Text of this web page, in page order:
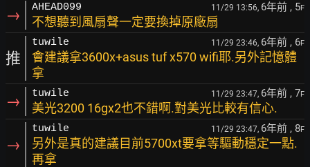
→ AHEAD099 11/29 13:56, 6年前 , 5F
不想聽到風扇聲一定要換掉原廠扇
推
tuwile 11/29 23:46, 6年前 , 6F
會建議拿3600x+asus tuf x570 wifi耶.另外記憶體
拿
→ tuwile 11/29 23:47, 6年前 , 7F
美光3200 16gx2也不錯啊.對美光比較有信心.
→
tuwile 11/29 23:47, 6年前 , 8F
另外是真的建議目前5700xt要拿等驅動穩定一點.
再拿